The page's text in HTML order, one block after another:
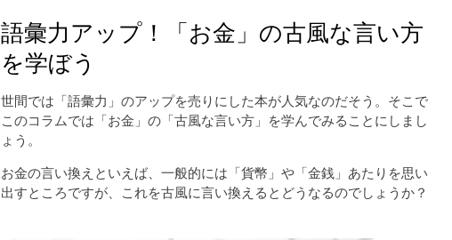
語彙力アップ！「お金」の古風な言い方
を学ぼう
世間では「語彙力」のアップを売りにした本が人気なのだそう。そこで
このコラムでは「お金」の「古風な言い方」を学んでみることにしまし
ょう。
お金の言い換えといえば、一般的には「貨幣」や「金銭」あたりを思い
出すところですが、これを古風に言い換えるとどうなるのでしょうか？